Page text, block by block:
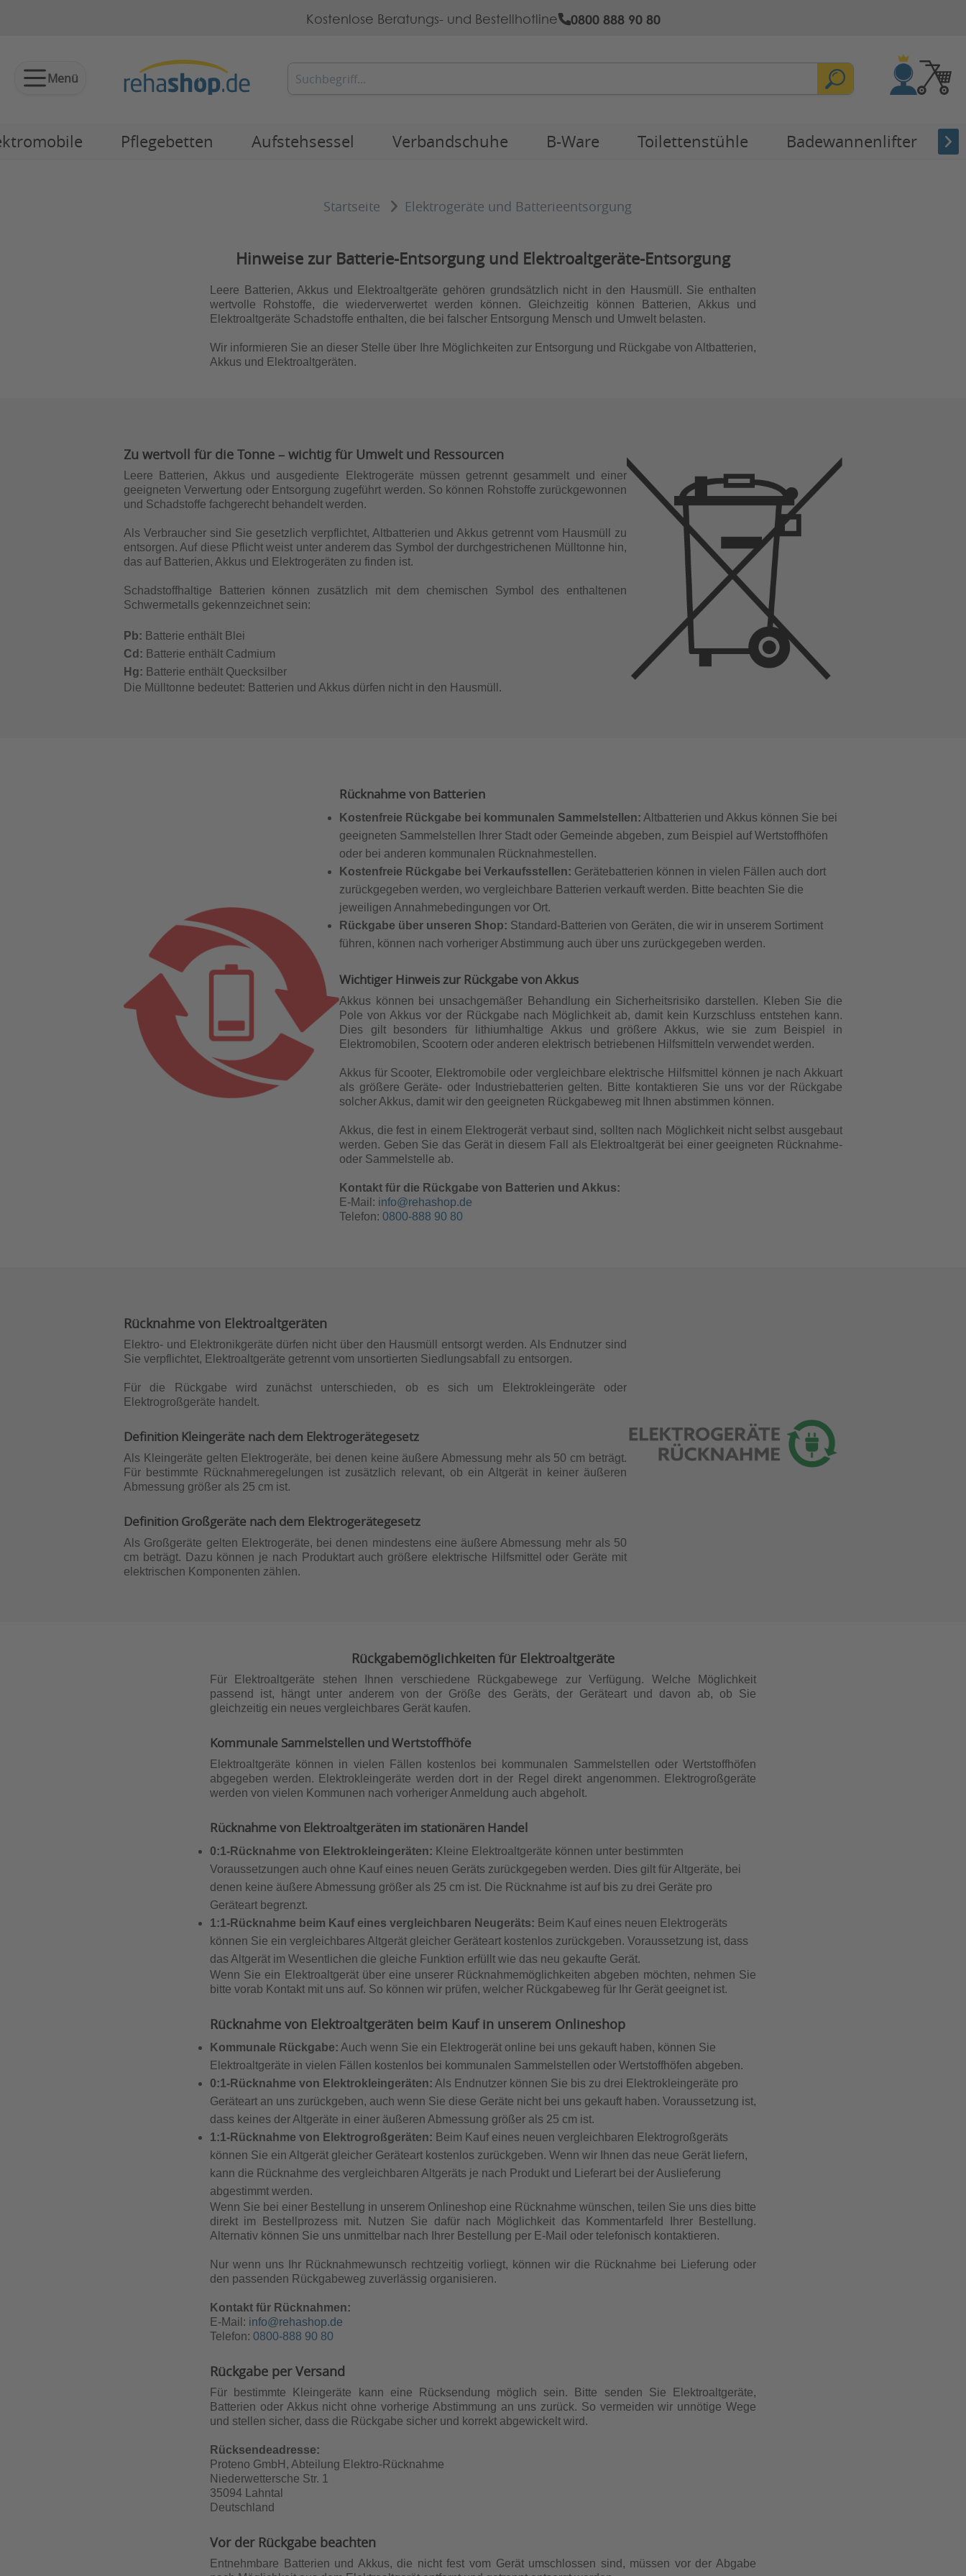
Kostenlose Beratungs- und Bestellhotline 0800 888 90 80
Menü
Pflegebetten Aufstehsessel Verbandschuhe B-Ware Toilettenstühle Badewannenlifter
Startseite Elektrogeräte und Batterieentsorgung
Hinweise zur Batterie-Entsorgung und Elektroaltgeräte-Entsorgung
Leere Batterien, Akkus und Elektroaltgeräte gehören grundsätzlich nicht in den Hausmüll. Sie enthalten
wertvolle Rohstoffe, die wiederverwertet werden können. Gleichzeitig können Batterien, Akkus und
Elektroaltgeräte Schadstoffe enthalten, die bei falscher Entsorgung Mensch und Umwelt belasten.
Wir informieren Sie an dieser Stelle über Ihre Möglichkeiten zur Entsorgung und Rückgabe von Altbatterien,
Akkus und Elektroaltgeräten.
Zu wertvoll für die Tonne – wichtig für Umwelt und Ressourcen
Leere Batterien, Akkus und ausgediente Elektrogeräte müssen getrennt gesammelt und einer
geeigneten Verwertung oder Entsorgung zugeführt werden. So können Rohstoffe zurückgewonnen
und Schadstoffe fachgerecht behandelt werden.
Als Verbraucher sind Sie gesetzlich verpflichtet, Altbatterien und Akkus getrennt vom Hausmüll zu
entsorgen. Auf diese Pflicht weist unter anderem das Symbol der durchgestrichenen Mülltonne hin,
das auf Batterien, Akkus und Elektrogeräten zu finden ist.
Schadstoffhaltige Batterien können zusätzlich mit dem chemischen Symbol des enthaltenen
Schwermetalls gekennzeichnet sein:
Pb: Batterie enthält Blei
Cd: Batterie enthält Cadmium
Hg: Batterie enthält Quecksilber
Die Mülltonne bedeutet: Batterien und Akkus dürfen nicht in den Hausmüll.
Rücknahme von Batterien
Kostenfreie Rückgabe bei kommunalen Sammelstellen: Altbatterien und Akkus können Sie bei
geeigneten Sammelstellen Ihrer Stadt oder Gemeinde abgeben, zum Beispiel auf Wertstoffhöfen
oder bei anderen kommunalen Rücknahmestellen.
Kostenfreie Rückgabe bei Verkaufsstellen: Gerätebatterien können in vielen Fällen auch dort
zurückgegeben werden, wo vergleichbare Batterien verkauft werden. Bitte beachten Sie die
jeweiligen Annahmebedingungen vor Ort.
Rückgabe über unseren Shop: Standard-Batterien von Geräten, die wir in unserem Sortiment
führen, können nach vorheriger Abstimmung auch über uns zurückgegeben werden.
Wichtiger Hinweis zur Rückgabe von Akkus
Akkus können bei unsachgemäßer Behandlung ein Sicherheitsrisiko darstellen. Kleben Sie die
Pole von Akkus vor der Rückgabe nach Möglichkeit ab, damit kein Kurzschluss entstehen kann.
Dies gilt besonders für lithiumhaltige Akkus und größere Akkus, wie sie zum Beispiel in
Elektromobilen, Scootern oder anderen elektrisch betriebenen Hilfsmitteln verwendet werden.
Akkus für Scooter, Elektromobile oder vergleichbare elektrische Hilfsmittel können je nach Akkuart
als größere Geräte- oder Industriebatterien gelten. Bitte kontaktieren Sie uns vor der Rückgabe
solcher Akkus, damit wir den geeigneten Rückgabeweg mit Ihnen abstimmen können.
Akkus, die fest in einem Elektrogerät verbaut sind, sollten nach Möglichkeit nicht selbst ausgebaut
werden. Geben Sie das Gerät in diesem Fall als Elektroaltgerät bei einer geeigneten Rücknahme-
oder Sammelstelle ab.
Kontakt für die Rückgabe von Batterien und Akkus:
E-Mail: info@rehashop.de
Telefon: 0800-888 90 80
Rücknahme von Elektroaltgeräten
Elektro- und Elektronikgeräte dürfen nicht über den Hausmüll entsorgt werden. Als Endnutzer sind
Sie verpflichtet, Elektroaltgeräte getrennt vom unsortierten Siedlungsabfall zu entsorgen.
Für die Rückgabe wird zunächst unterschieden, ob es sich um Elektrokleingeräte oder
Elektrogroßgeräte handelt.
Definition Kleingeräte nach dem Elektrogerätegesetz
Als Kleingeräte gelten Elektrogeräte, bei denen keine äußere Abmessung mehr als 50 cm beträgt.
Für bestimmte Rücknahmeregelungen ist zusätzlich relevant, ob ein Altgerät in keiner äußeren
Abmessung größer als 25 cm ist.
Definition Großgeräte nach dem Elektrogerätegesetz
Als Großgeräte gelten Elektrogeräte, bei denen mindestens eine äußere Abmessung mehr als 50
cm beträgt. Dazu können je nach Produktart auch größere elektrische Hilfsmittel oder Geräte mit
elektrischen Komponenten zählen.
Rückgabemöglichkeiten für Elektroaltgeräte
Für Elektroaltgeräte stehen Ihnen verschiedene Rückgabewege zur Verfügung. Welche Möglichkeit
passend ist, hängt unter anderem von der Größe des Geräts, der Geräteart und davon ab, ob Sie
gleichzeitig ein neues vergleichbares Gerät kaufen.
Kommunale Sammelstellen und Wertstoffhöfe
Elektroaltgeräte können in vielen Fällen kostenlos bei kommunalen Sammelstellen oder Wertstoffhöfen
abgegeben werden. Elektrokleingeräte werden dort in der Regel direkt angenommen. Elektrogroßgeräte
werden von vielen Kommunen nach vorheriger Anmeldung auch abgeholt.
Rücknahme von Elektroaltgeräten im stationären Handel
0:1-Rücknahme von Elektrokleingeräten: Kleine Elektroaltgeräte können unter bestimmten
Voraussetzungen auch ohne Kauf eines neuen Geräts zurückgegeben werden. Dies gilt für Altgeräte, bei
denen keine äußere Abmessung größer als 25 cm ist. Die Rücknahme ist auf bis zu drei Geräte pro
Geräteart begrenzt.
1:1-Rücknahme beim Kauf eines vergleichbaren Neugeräts: Beim Kauf eines neuen Elektrogeräts
können Sie ein vergleichbares Altgerät gleicher Geräteart kostenlos zurückgeben. Voraussetzung ist, dass
das Altgerät im Wesentlichen die gleiche Funktion erfüllt wie das neu gekaufte Gerät.
Wenn Sie ein Elektroaltgerät über eine unserer Rücknahmemöglichkeiten abgeben möchten, nehmen Sie
bitte vorab Kontakt mit uns auf. So können wir prüfen, welcher Rückgabeweg für Ihr Gerät geeignet ist.
Rücknahme von Elektroaltgeräten beim Kauf in unserem Onlineshop
Kommunale Rückgabe: Auch wenn Sie ein Elektrogerät online bei uns gekauft haben, können Sie
Elektroaltgeräte in vielen Fällen kostenlos bei kommunalen Sammelstellen oder Wertstoffhöfen abgeben.
0:1-Rücknahme von Elektrokleingeräten: Als Endnutzer können Sie bis zu drei Elektrokleingeräte pro
Geräteart an uns zurückgeben, auch wenn Sie diese Geräte nicht bei uns gekauft haben. Voraussetzung ist,
dass keines der Altgeräte in einer äußeren Abmessung größer als 25 cm ist.
1:1-Rücknahme von Elektrogroßgeräten: Beim Kauf eines neuen vergleichbaren Elektrogroßgeräts
können Sie ein Altgerät gleicher Geräteart kostenlos zurückgeben. Wenn wir Ihnen das neue Gerät liefern,
kann die Rücknahme des vergleichbaren Altgeräts je nach Produkt und Lieferart bei der Auslieferung
abgestimmt werden.
Wenn Sie bei einer Bestellung in unserem Onlineshop eine Rücknahme wünschen, teilen Sie uns dies bitte
direkt im Bestellprozess mit. Nutzen Sie dafür nach Möglichkeit das Kommentarfeld Ihrer Bestellung.
Alternativ können Sie uns unmittelbar nach Ihrer Bestellung per E-Mail oder telefonisch kontaktieren.
Nur wenn uns Ihr Rücknahmewunsch rechtzeitig vorliegt, können wir die Rücknahme bei Lieferung oder
den passenden Rückgabeweg zuverlässig organisieren.
Kontakt für Rücknahmen:
E-Mail: info@rehashop.de
Telefon: 0800-888 90 80
Rückgabe per Versand
Für bestimmte Kleingeräte kann eine Rücksendung möglich sein. Bitte senden Sie Elektroaltgeräte,
Batterien oder Akkus nicht ohne vorherige Abstimmung an uns zurück. So vermeiden wir unnötige Wege
und stellen sicher, dass die Rückgabe sicher und korrekt abgewickelt wird.
Rücksendeadresse:
Proteno GmbH, Abteilung Elektro-Rücknahme
Niederwettersche Str. 1
35094 Lahntal
Deutschland
Vor der Rückgabe beachten
Entnehmbare Batterien und Akkus, die nicht fest vom Gerät umschlossen sind, müssen vor der Abgabe